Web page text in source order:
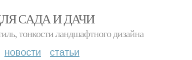
САДА И ДАЧИ
тонкости ландшафтного дизайна
новости статьи